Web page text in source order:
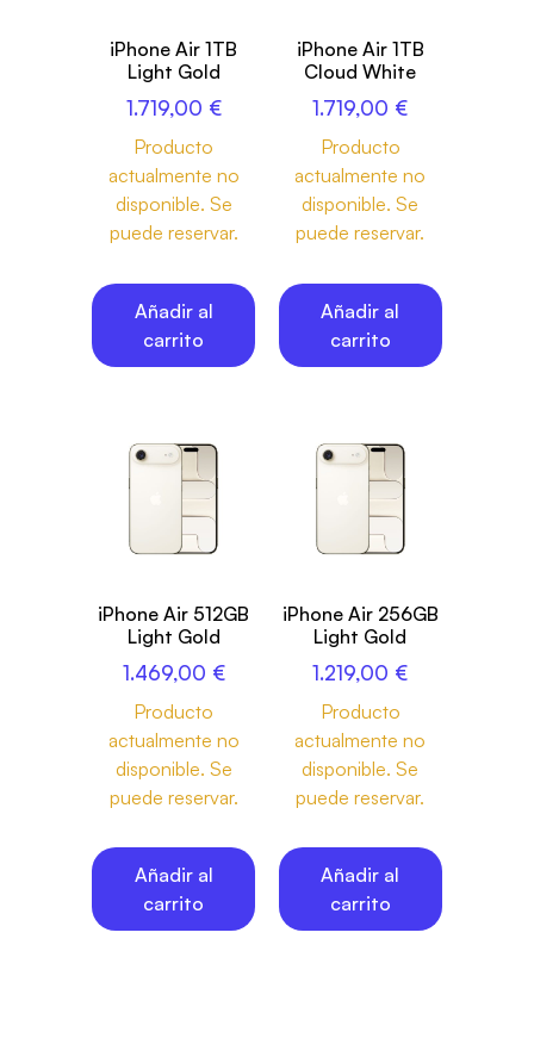
iPhone Air 1TB
Light Gold
1.719,00 €
Producto
actualmente no
disponible. Se
puede reservar.
Añadir al
carrito
iPhone Air 1TB
Cloud White
1.719,00 €
Producto
actualmente no
disponible. Se
puede reservar.
Añadir al
carrito
iPhone Air 512GB
Light Gold
1.469,00 €
Producto
actualmente no
disponible. Se
puede reservar.
Añadir al
carrito
iPhone Air 256GB
Light Gold
1.219,00 €
Producto
actualmente no
disponible. Se
puede reservar.
Añadir al
carrito